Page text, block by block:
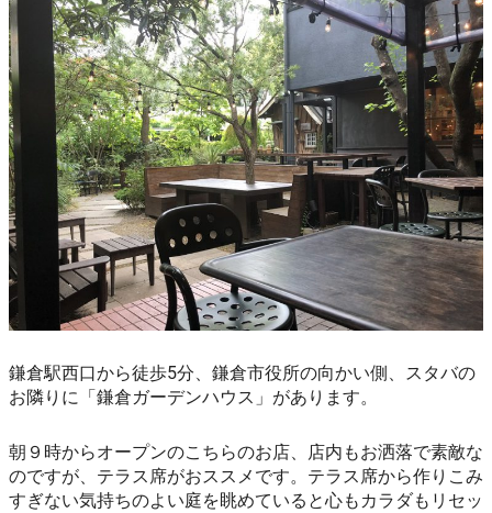
鎌倉駅西口から徒歩5分、鎌倉市役所の向かい側、スタバの
お隣りに「鎌倉ガーデンハウス」があります。
朝９時からオープンのこちらのお店、店内もお洒落で素敵な
のですが、テラス席がおススメです。テラス席から作りこみ
すぎない気持ちのよい庭を眺めていると心もカラダもリセッ